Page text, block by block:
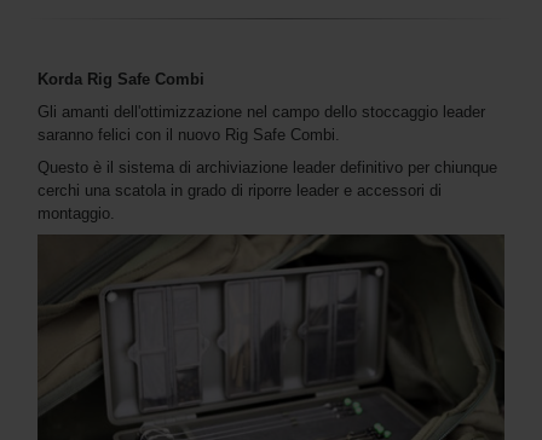
Korda Rig Safe Combi
Gli amanti dell'ottimizzazione nel campo dello stoccaggio leader
saranno felici con il nuovo Rig Safe Combi.
Questo è il sistema di archiviazione leader definitivo per chiunque
cerchi una scatola in grado di riporre leader e accessori di
montaggio.